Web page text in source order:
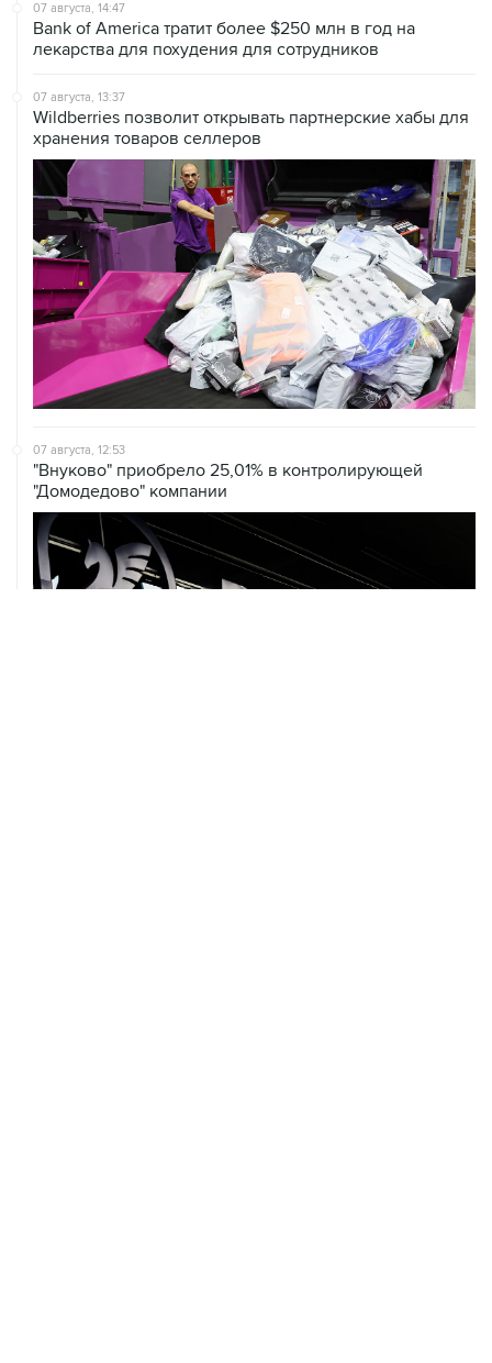
07 августа, 14:47
Bank of America тратит более $250 млн в год на
лекарства для похудения для сотрудников
07 августа, 13:37
Wildberries позволит открывать партнерские хабы для
хранения товаров селлеров
07 августа, 12:53
"Внуково" приобрело 25,01% в контролирующей
"Домодедово" компании